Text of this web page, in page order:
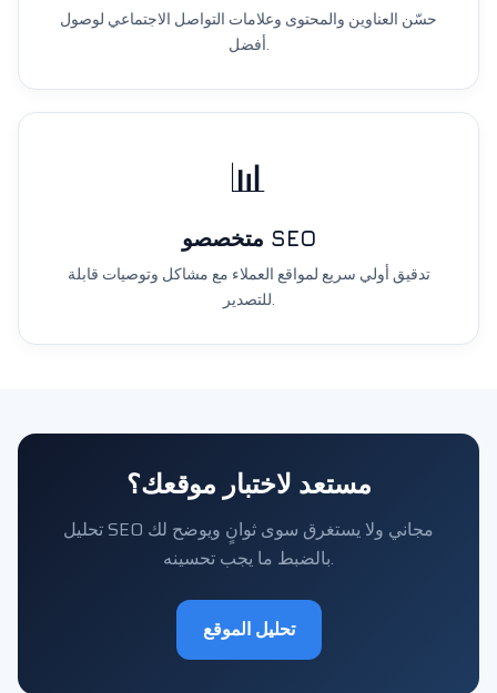
حسّن العناوين والمحتوى وعلامات التواصل الاجتماعي لوصول
أفضل.
📊
متخصصو SEO
تدقيق أولي سريع لمواقع العملاء مع مشاكل وتوصيات قابلة
للتصدير.
مستعد لاختبار موقعك؟
تحليل SEO مجاني ولا يستغرق سوى ثوانٍ ويوضح لك
بالضبط ما يجب تحسينه.
تحليل الموقع